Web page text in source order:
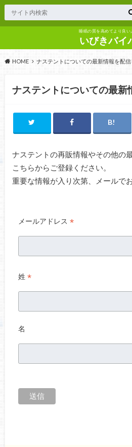
睡眠の質を高めてより良い
いびきバイ
HOME ナステントについての最新情報を配
ナステントについての最新
ナステントの再販情報やその他の
こちらからご登録ください。
重要な情報が入り次第、メールで
メールアドレス *
姓 *
名